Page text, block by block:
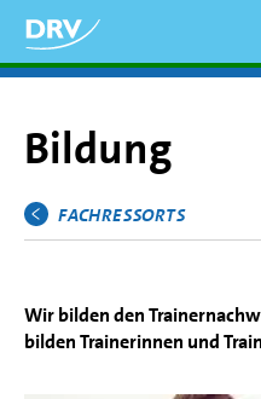
zum
Inhalt
Bildung
Hauptmenü
FACHRESSORTS
Wir bilden den
bilden Trainerinnen und